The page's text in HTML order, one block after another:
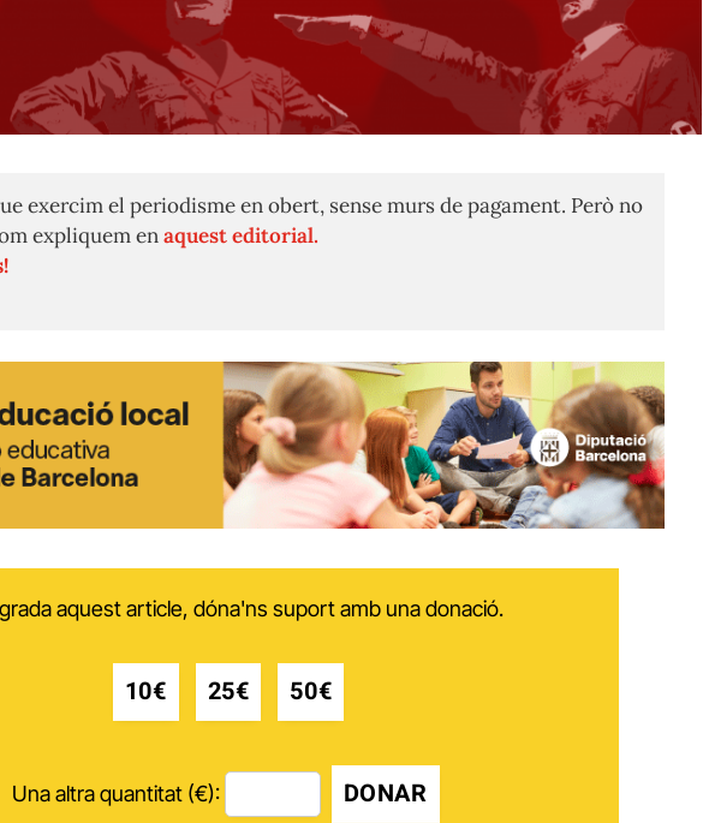
exercim el periodisme en obert, sense murs de pagament. Però no
expliquem enaquest editorial.
aquest article, dóna'ns suport amb una donació.
10€ 25€ 50€
Una altra quantitat (€): DONAR